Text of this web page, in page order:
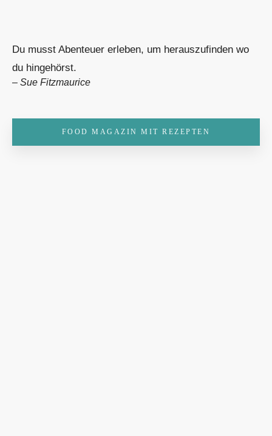
Du musst Abenteuer erleben, um herauszufinden wo
du hingehörst.
– Sue Fitzmaurice
FOOD MAGAZIN MIT REZEPTEN